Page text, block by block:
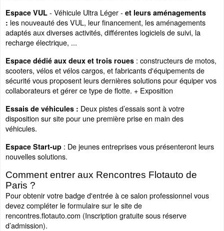
Espace VUL - Véhicule Ultra Léger - et leurs aménagements
: les nouveauté des VUL, leur financement, les aménagements
adaptés aux diverses activités, différentes logiciels de suivi, la
recharge électrique, ...
Espace dédié aux deux et trois roues : constructeurs de motos,
scooters, vélos et vélos cargos, et fabricants d'équipements de
sécurité vous proposent leurs dernières solutions pour équiper vos
collaborateurs et gérer ce type de flotte. + Exposition
Essais de véhicules : Deux pistes d’essais sont à votre
disposition sur site pour une première prise en main des
véhicules.
Espace Start-up : De jeunes entreprises vous présenteront leurs
nouvelles solutions.
Comment entrer aux Rencontres Flotauto de
Paris ?
Pour obtenir votre badge d'entrée à ce salon professionnel vous
devez compléter le formulaire sur le site de
rencontres.flotauto.com (Inscription gratuite sous réserve
d’admission).